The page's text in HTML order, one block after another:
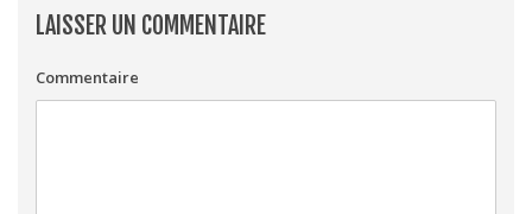
LAISSER UN COMMENTAIRE
Commentaire